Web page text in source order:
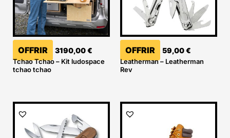
OFFRIR 3190,00€
Tchao Tchao – Kit ludospace
tchao tchao
OFFRIR 59,00€
Leatherman – Leatherman
Rev